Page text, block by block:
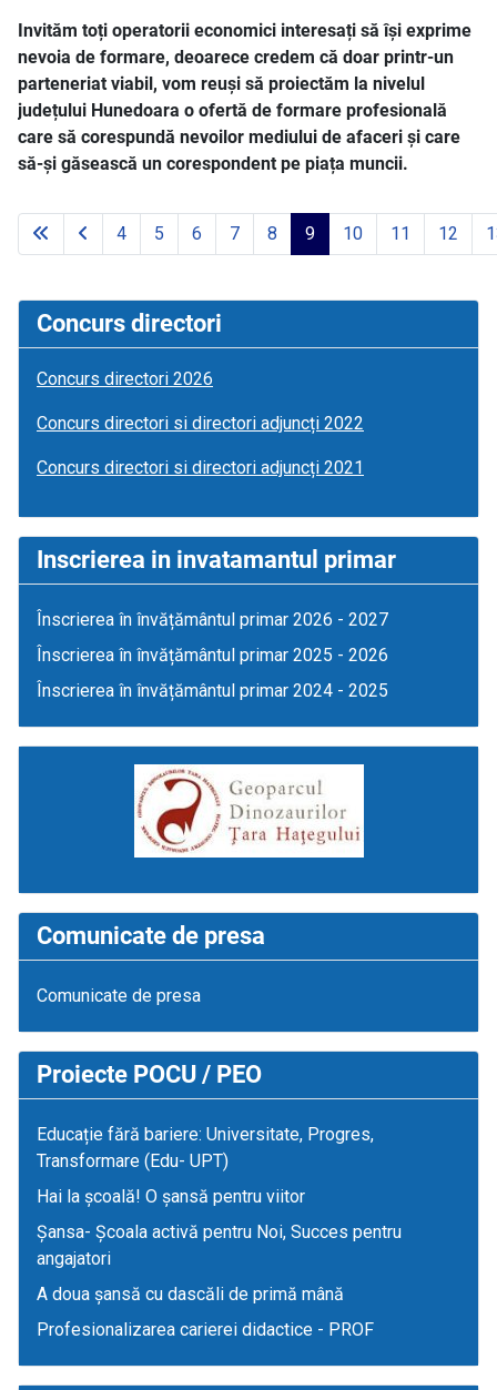
Invităm toți operatorii economici interesați să își exprime
nevoia de formare, deoarece credem că doar printr-un
parteneriat viabil, vom reuși să proiectăm la nivelul
județului Hunedoara o ofertă de formare profesională
care să corespundă nevoilor mediului de afaceri și care
să-și găsească un corespondent pe piața muncii.
Page 9 of 41
4 5 6 7 8 9 10 11 12
Concurs directori
Concurs directori 2026
Concurs directori si directori adjuncți 2022
Concurs directori si directori adjuncți 2021
Inscrierea in invatamantul primar
Înscrierea în învățământul primar 2026 - 2027
Înscrierea în învățământul primar 2025 - 2026
Înscrierea în învățământul primar 2024 - 2025
Comunicate de presa
Comunicate de presa
Proiecte POCU / PEO
Educație fără bariere: Universitate, Progres,
Transformare (Edu- UPT)
Hai la școală! O șansă pentru viitor
Șansa- Școala activă pentru Noi, Succes pentru
angajatori
A doua șansă cu dascăli de primă mână
Profesionalizarea carierei didactice - PROF